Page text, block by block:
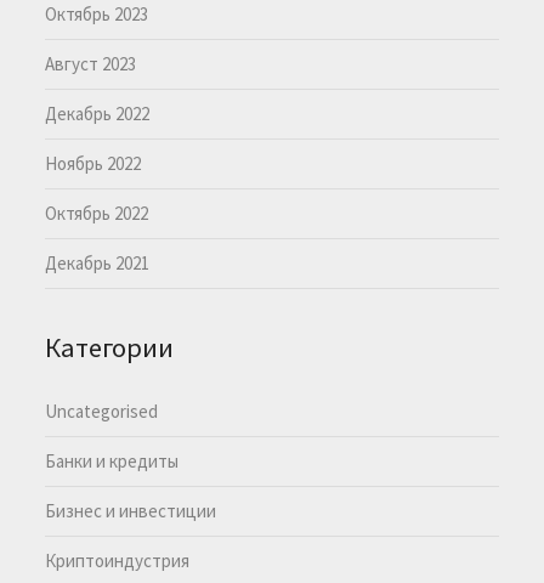
Октябрь 2023
Август 2023
Декабрь 2022
Ноябрь 2022
Октябрь 2022
Декабрь 2021
Категории
Uncategorised
Банки и кредиты
Бизнес и инвестиции
Криптоиндустрия